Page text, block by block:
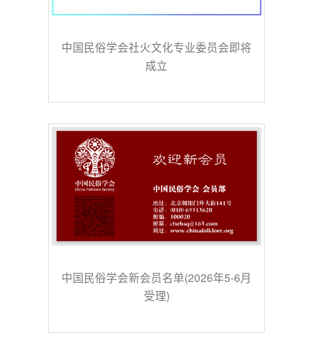
中国民俗学会社火文化专业委员会即将
成立
中国民俗学会新会员名单(2026年5-6月
受理)